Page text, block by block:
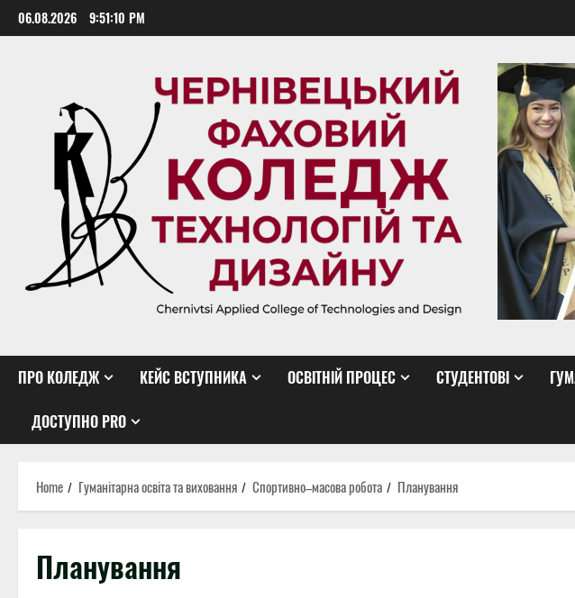
Skip
to
06.08.2026 9:51:11 PM
ПРО КОЛЕДЖ КЕЙС ВСТУПНИКА ОСВІТНІЙ ПРОЦЕС СТУДЕНТОВІ
ДОСТУПНО PRO
Home Гуманітарна освіта та виховання Спортивно–масова робота Планування
Планування